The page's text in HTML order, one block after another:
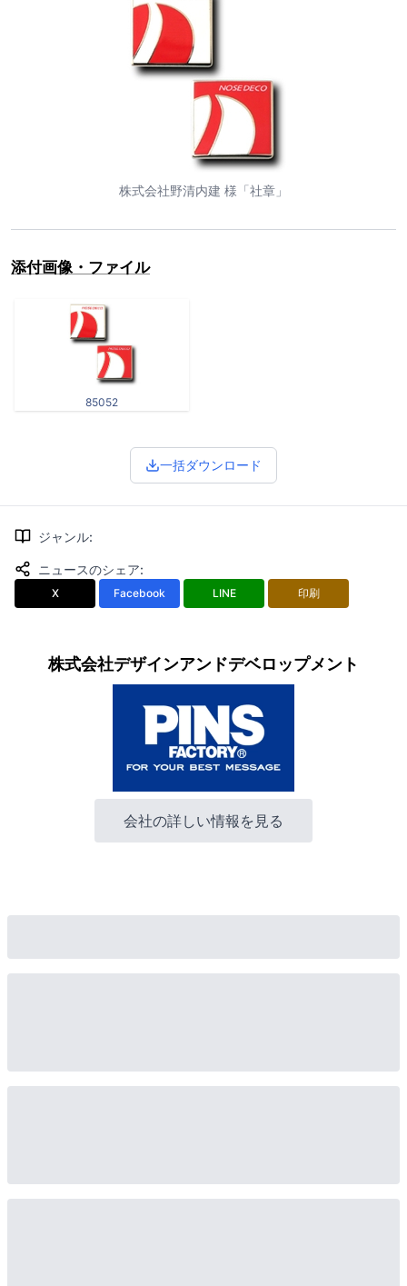
株式会社野清内建 様「社章」
添付画像・ファイル
85052
一括ダウンロード
ジャンル:
ニュースのシェア:
X Facebook LINE 印刷
株式会社デザインアンドデベロップメント
会社の詳しい情報を見る